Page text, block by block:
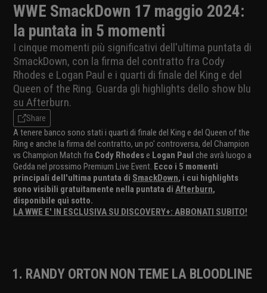
WWE SmackDown 17 maggio 2024:
la puntata in 5 momenti
I cinque momenti più significativi dell'ultima puntata di
SmackDown, con la firma del contratto fra Cody
Rhodes e Logan Paul e i quarti di finale del King e del
Queen of the Ring. Guarda gli highlights dello show blu
su Afterburn.
Share
A tenere banco sono stati i quarti di finale del King e del Queen of the
Ring e anche la firma del contratto, un po' controversa, del Champion
vs Champion Match fra Cody Rhodese Logan Paul che avrà luogo a
Gedda nel prossimo Premium Live Event. Ecco i 5 momenti
principali dell'ultima puntata di SmackDown, i cui highlights
sono visibili gratuitamente nella puntata di Afterburn,
disponibile quì sotto.
LA WWE E' IN ESCLUSIVA SU DISCOVERY+: ABBONATI SUBITO!
1. RANDY ORTON NON TEME LA BLOODLINE